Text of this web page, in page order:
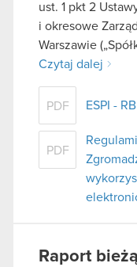
ust. 1 pkt 2
i okresowe
Warszawie
Czytaj dalej
PDF ESPI -
PDF
Raport